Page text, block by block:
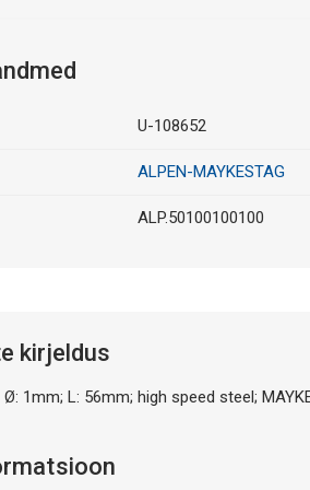
U-108652
ALPEN-MAYKESTAG
ALP.50100100100
kirjeldus
1mm; L: 56mm; high speed steel;